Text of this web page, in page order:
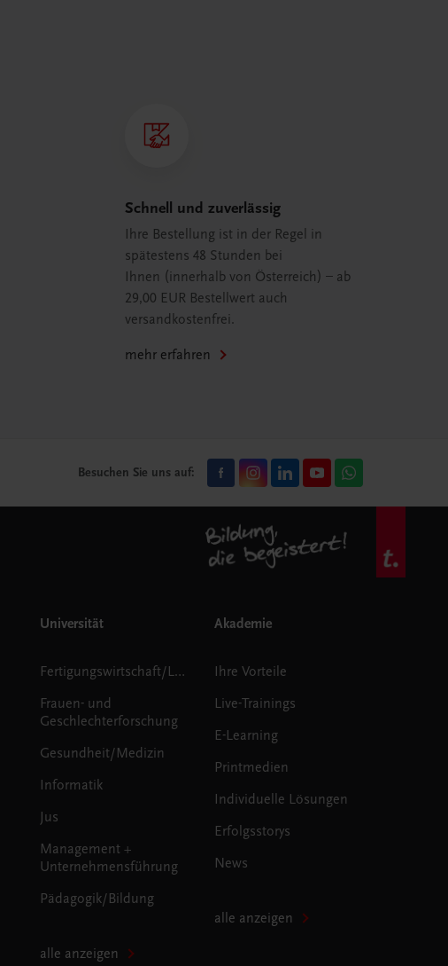
Schnell und zuverlässig
Ihre Bestellung ist in der Regel in
spätestens 48 Stunden bei
Ihnen (innerhalb von Österreich) – ab
29,00 EUR Bestellwert auch
versandkostenfrei.
mehr erfahren
Besuchen Sie uns auf:
Universität
Fertigungswirtschaft/Logistik
Frauen- und
Geschlechterforschung
Gesundheit/Medizin
Informatik
Jus
Management +
Unternehmensführung
Pädagogik/Bildung
alle anzeigen
Akademie
Ihre Vorteile
Live-Trainings
E-Learning
Printmedien
Individuelle Lösungen
Erfolgsstorys
News
alle anzeigen